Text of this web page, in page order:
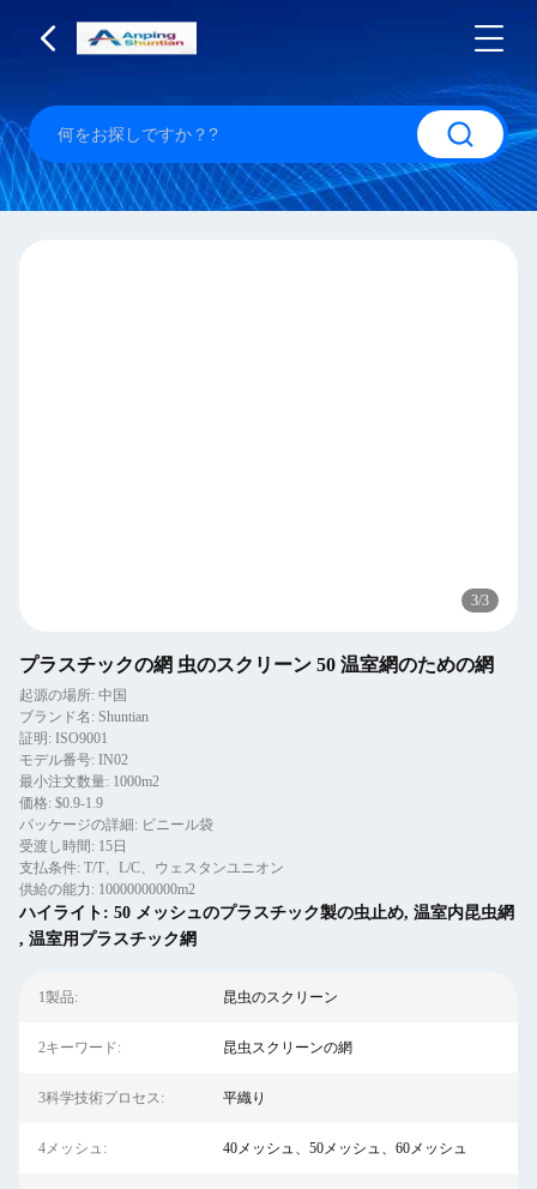
3/3
プラスチックの網 虫のスクリーン 50 温室網のための網
起源の場所: 中国
ブランド名: Shuntian
証明: ISO9001
モデル番号: IN02
最小注文数量: 1000m2
価格: $0.9-1.9
パッケージの詳細: ビニール袋
受渡し時間: 15日
支払条件: T/T、L/C、ウェスタンユニオン
供給の能力: 10000000000m2
ハイライト: 50 メッシュのプラスチック製の虫止め, 温室内昆虫網
, 温室用プラスチック網
1製品: 昆虫のスクリーン
2キーワード: 昆虫スクリーンの網
3科学技術プロセス: 平織り
4メッシュ: 40メッシュ、50メッシュ、60メッシュ